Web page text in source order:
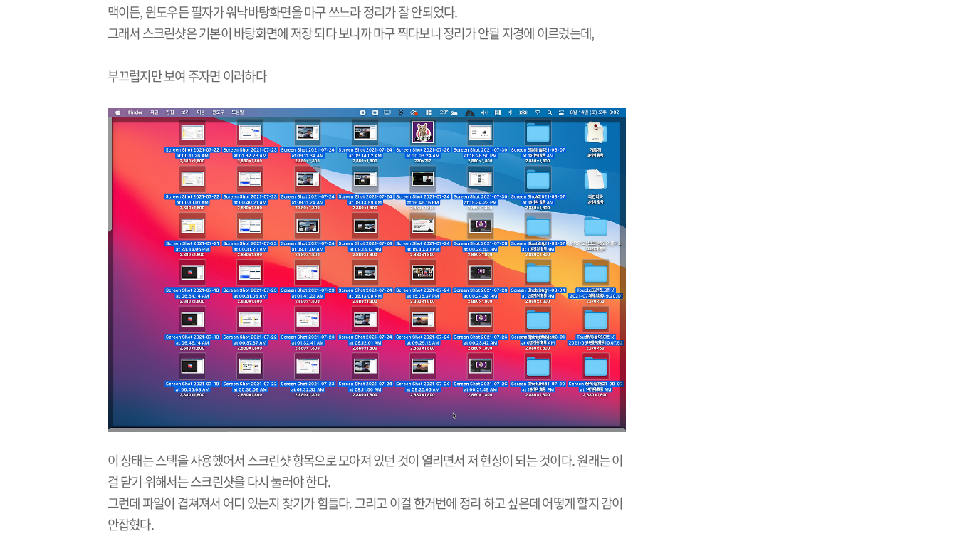
맥이든, 윈도우든 필자가 워낙바탕화면을 마구 쓰느라 정리가 잘 안되었다.
그래서 스크린샷은 기본이 바탕화면에 저장 되다 보니까 마구 찍다보니 정리가 안될 지경에 이르렀는데,
부끄럽지만 보여 주자면 이러하다
이 상태는 스택을 사용했어서 스크린샷 항목으로 모아져 있던 것이 열리면서 저 현상이 되는 것이다. 원래는 이
걸 닫기 위해서는 스크린샷을 다시 눌러야 한다.
그런데 파일이 겹쳐져서 어디 있는지 찾기가 힘들다. 그리고 이걸 한거번에 정리 하고 싶은데 어떻게 할지 감이
안잡혔다.